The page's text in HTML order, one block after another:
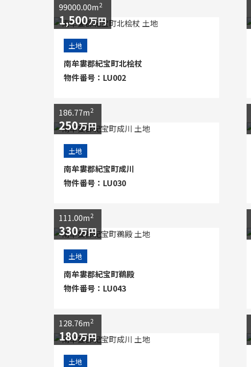
99000.00m2
1,500万円
土地
南牟婁郡紀宝町北桧杖
物件番号：LU002
186.77m2
250万円
土地
南牟婁郡紀宝町成川
物件番号：LU030
111.00m2
330万円
土地
南牟婁郡紀宝町鵜殿
物件番号：LU043
128.76m2
180万円
土地